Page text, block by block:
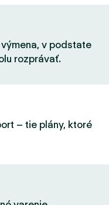
v podstate
rozprávať.
– tie plány, ktoré